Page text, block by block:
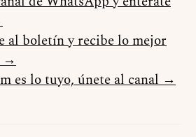
al boletín y recibe lo mejor
→
es lo tuyo, únete al canal →